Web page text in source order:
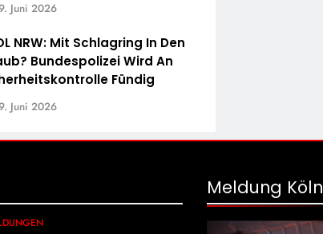
Juni 2026
NRW: Mit Schlagring In Den
Bundespolizei Wird An
Fündig
Juni 2026
Meldung Köln